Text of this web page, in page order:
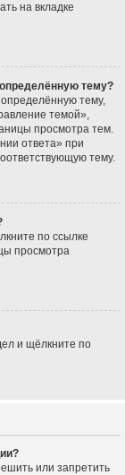
на вкладке
тему?
тему,
темой»,
просмотра тем.
ответа» при
тему.
по ссылке
просмотра
и щёлкните по
или запретить